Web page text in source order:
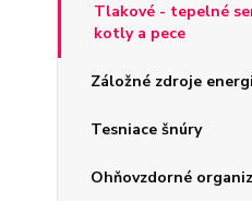
Tlakové - tepelné
kotly a pece
Záložné zdroje
Tesniace šnúry
Ohňovzdorné